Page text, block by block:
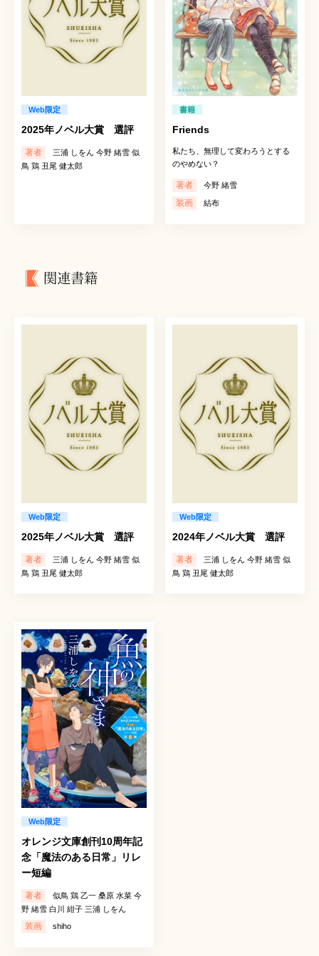
Web限定
2025年ノベル大賞 選評
著者
三浦 しをん 今野 緒雪 似
鳥 鶏 丑尾 健太郎
書籍
Friends
私たち、無理して変わろうとする
のやめない？
著者 今野 緒雪
装画 結布
関連書籍
Web限定
2025年ノベル大賞 選評
著者
三浦 しをん 今野 緒雪 似
鳥 鶏 丑尾 健太郎
Web限定
2024年ノベル大賞 選評
著者
三浦 しをん 今野 緒雪 似
鳥 鶏 丑尾 健太郎
Web限定
オレンジ文庫創刊10周年記
念「魔法のある日常」リレ
ー短編
著者
似鳥 鶏 乙一 桑原 水菜 今
野 緒雪 白川 紺子 三浦 しをん
装画 shiho